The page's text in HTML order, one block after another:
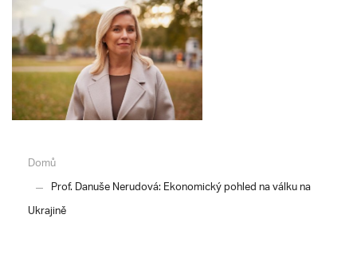
Domů
Prof. Danuše Nerudová: Ekonomický pohled na válku na
Ukrajině